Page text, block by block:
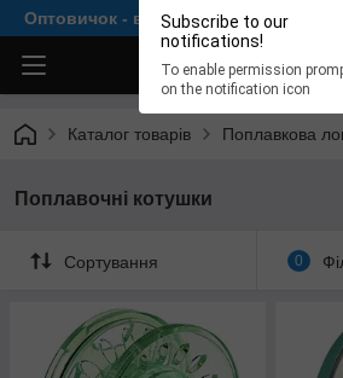
Subscribe to our
notifications!
To enable permission
on the notification icon
Оптовичок - все для комфортної
Каталог товарів Поплавкова
Поплавочні котушки
Сортування 0